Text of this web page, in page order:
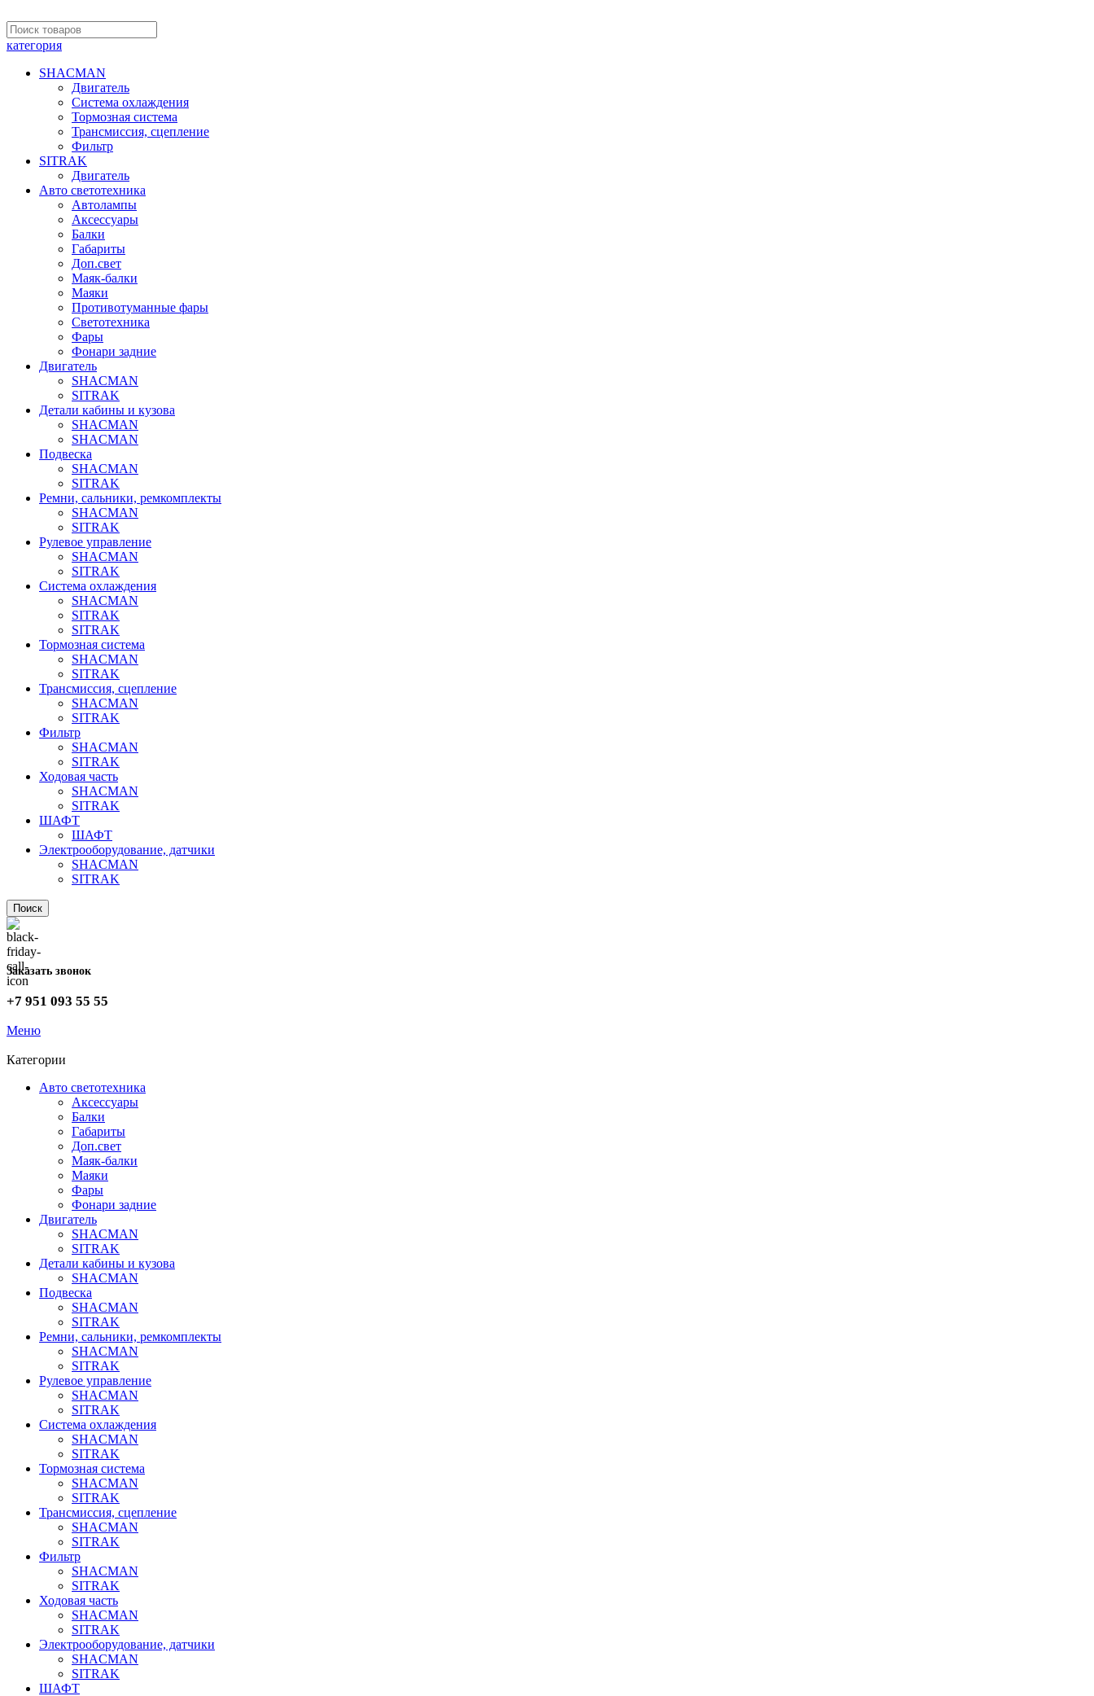
категория
SHACMAN
Двигатель
Система охлаждения
Тормозная система
Трансмиссия, сцепление
Фильтр
SITRAK
Двигатель
Авто светотехника
Автолампы
Аксессуары
Балки
Габариты
Доп.свет
Маяк-балки
Маяки
Противотуманные фары
Светотехника
Фары
Фонари задние
Двигатель
SHACMAN
SITRAK
Детали кабины и кузова
SHACMAN
SHACMAN
Подвеска
SHACMAN
SITRAK
Ремни, сальники, ремкомплекты
SHACMAN
SITRAK
Рулевое управление
SHACMAN
SITRAK
Система охлаждения
SHACMAN
SITRAK
SITRAK
Тормозная система
SHACMAN
SITRAK
Трансмиссия, сцепление
SHACMAN
SITRAK
Фильтр
SHACMAN
SITRAK
Ходовая часть
SHACMAN
SITRAK
ШАФТ
ШАФТ
Электрооборудование, датчики
SHACMAN
SITRAK
Поиск
Заказать звонок
+7 951 093 55 55
Меню
Категории
Авто светотехника
Аксессуары
Балки
Габариты
Доп.свет
Маяк-балки
Маяки
Фары
Фонари задние
Двигатель
SHACMAN
SITRAK
Детали кабины и кузова
SHACMAN
Подвеска
SHACMAN
SITRAK
Ремни, сальники, ремкомплекты
SHACMAN
SITRAK
Рулевое управление
SHACMAN
SITRAK
Система охлаждения
SHACMAN
SITRAK
Тормозная система
SHACMAN
SITRAK
Трансмиссия, сцепление
SHACMAN
SITRAK
Фильтр
SHACMAN
SITRAK
Ходовая часть
SHACMAN
SITRAK
Электрооборудование, датчики
SHACMAN
SITRAK
ШАФТ